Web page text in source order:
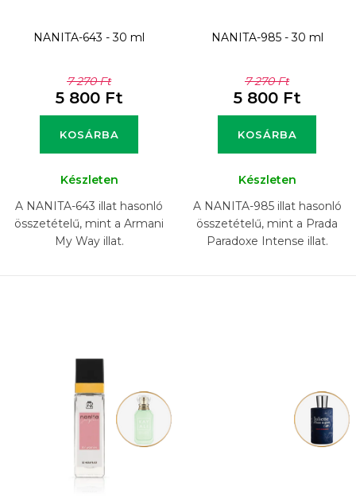
NANITA-643 - 30 ml
7 270 Ft
5 800 Ft
KOSÁRBA
Készleten
A NANITA-643 illat hasonló
összetételű, mint a Armani
My Way illat.
NANITA-985 - 30 ml
7 270 Ft
5 800 Ft
KOSÁRBA
Készleten
A NANITA-985 illat hasonló
összetételű, mint a Prada
Paradoxe Intense illat.